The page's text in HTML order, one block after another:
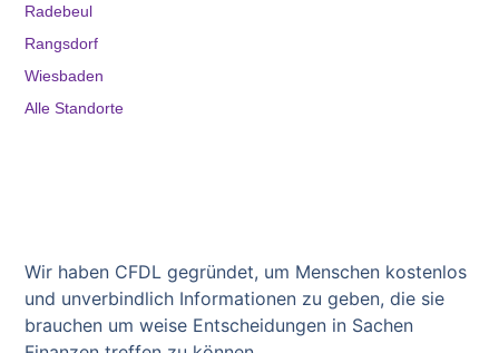
Wir haben CFDL gegründet, um Menschen kostenlos
und unverbindlich Informationen zu geben, die sie
brauchen um weise Entscheidungen in Sachen
Radebeul
Rangsdorf
Wiesbaden
Alle Standorte